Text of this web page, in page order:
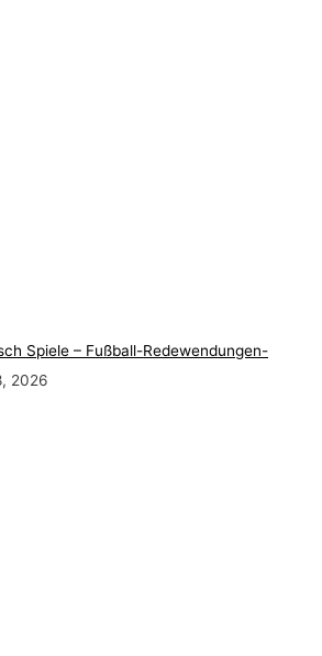
Spiele – Fußball-Redewendungen-
2026